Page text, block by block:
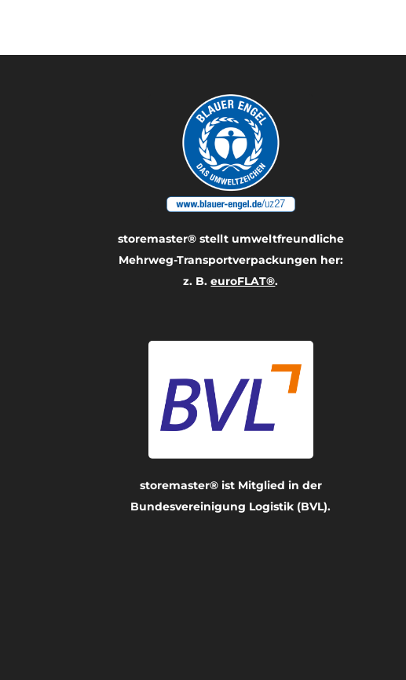
storemaster® stellt umwelt­freundliche
Mehrweg-Transport­verpackungen her:
z. B.euroFLAT®.
storemaster® ist Mitglied in der
Bundesvereinigung Logistik (BVL).